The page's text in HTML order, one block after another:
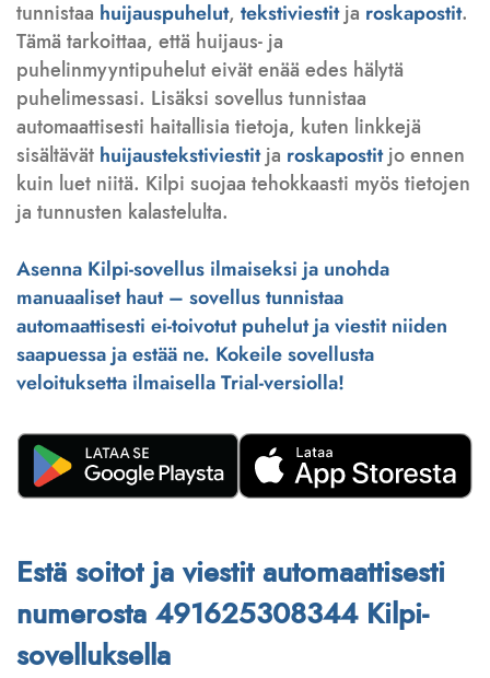
tunnistaa huijauspuhelut, tekstiviestitja roskapostit.
Tämä tarkoittaa, että huijaus- ja
puhelinmyyntipuhelut eivät enää edes hälytä
puhelimessasi. Lisäksi sovellus tunnistaa
automaattisesti haitallisia tietoja, kuten linkkejä
sisältävät huijaustekstiviestitja roskapostitjo ennen
kuin luet niitä. Kilpi suojaa tehokkaasti myös tietojen
ja tunnusten kalastelulta.
Asenna Kilpi-sovellus ilmaiseksi ja unohda
manuaaliset haut – sovellus tunnistaa
automaattisesti ei-toivotut puhelut ja viestit niiden
saapuessa ja estää ne. Kokeile sovellusta
veloituksetta ilmaisella Trial-versiolla!
Estä soitot ja viestit automaattisesti
numerosta 491625308344 Kilpi-
sovelluksella